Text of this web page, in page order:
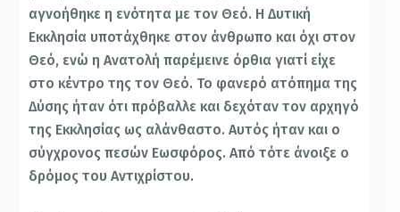
αγνοήθηκε η ενότητα με τον Θεό. Η Δυτική
Εκκλησία υποτάχθηκε στον άνθρωπο και όχι στον
Θεό, ενώ η Ανατολή παρέμεινε όρθια γιατί είχε
στο κέντρο της τον Θεό. Το φανερό ατόπημα της
Δύσης ήταν ότι πρόβαλλε και δεχόταν τον αρχηγό
της Εκκλησίας ως αλάνθαστο. Αυτός ήταν και ο
σύγχρονος πεσών Εωσφόρος. Από τότε άνοιξε ο
δρόμος του Αντιχρίστου.